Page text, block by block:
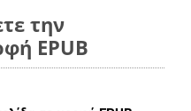
την
EPUB